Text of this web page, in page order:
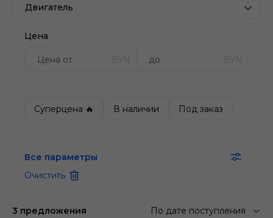
Двигатель
Цена
BYN BYN
Суперцена 🔥 В наличии Под заказ
Все параметры
Очистить
3 предложения По дате поступления